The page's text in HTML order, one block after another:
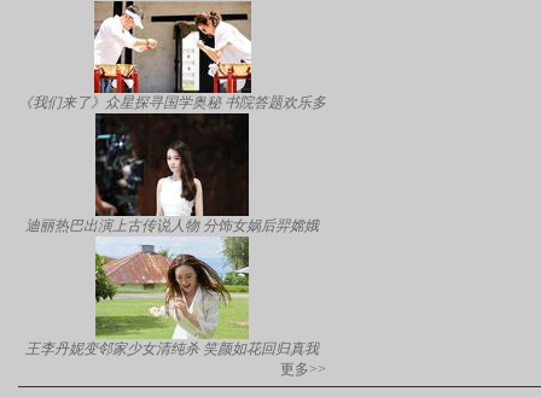
《我们来了》众星探寻国学奥秘 书院答题欢乐多
迪丽热巴出演上古传说人物 分饰女娲后羿嫦娥
王李丹妮变邻家少女清纯杀 笑颜如花回归真我
更多>>